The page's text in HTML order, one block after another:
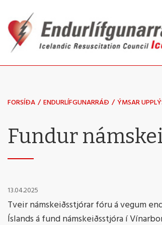
í
efni
FORSÍÐA / ENDURLÍFGUNARRÁÐ / ÝMSAR
Fundur
13.04.2025
Tveir námskeiðsstjórar fóru á vegum
Íslands á fund námskeiðsstjóra í